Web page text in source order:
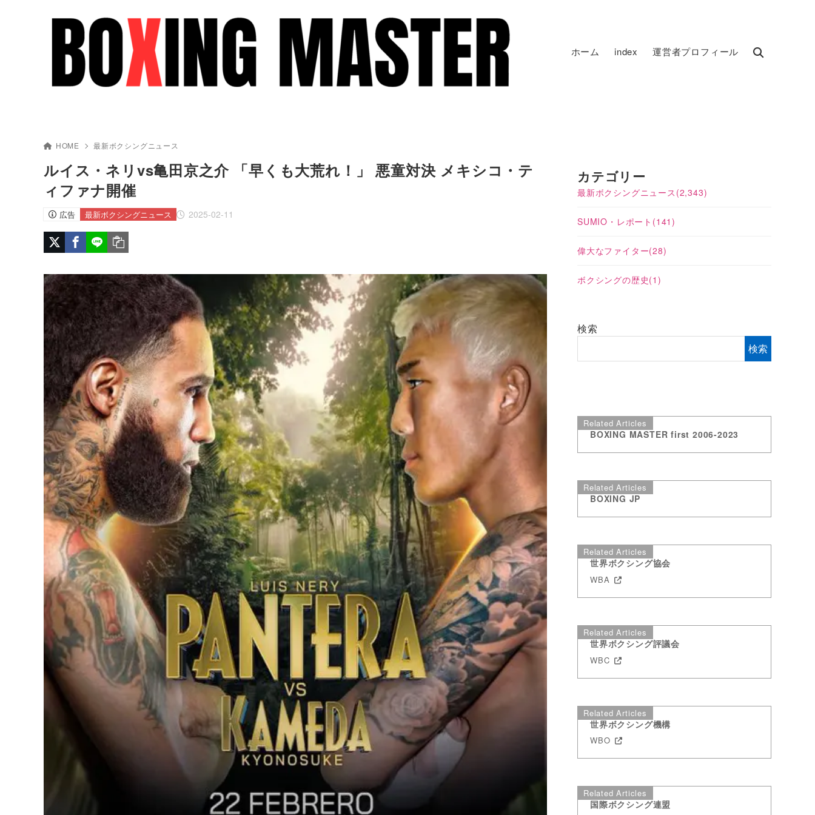
ホーム index 運営者プロフィール
HOME 最新ボクシングニュース
ルイス・ネリvs亀田京之介 「早くも大荒れ！」 悪童対決 メキシコ・テ
ィファナ開催
広告 2025-02-11
最新ボクシングニュース
カテゴリー
最新ボクシングニュース (2,343)
SUMIO・レポート (141)
偉大なファイター(28)
ボクシングの歴史(1)
検索
検索
Related Articles
BOXING MASTER first 2006-2023
Related Articles
BOXING JP
Related Articles
世界ボクシング協会
WBA
Related Articles
世界ボクシング評議会
WBC
Related Articles
世界ボクシング機構
WBO
Related Articles
国際ボクシング連盟